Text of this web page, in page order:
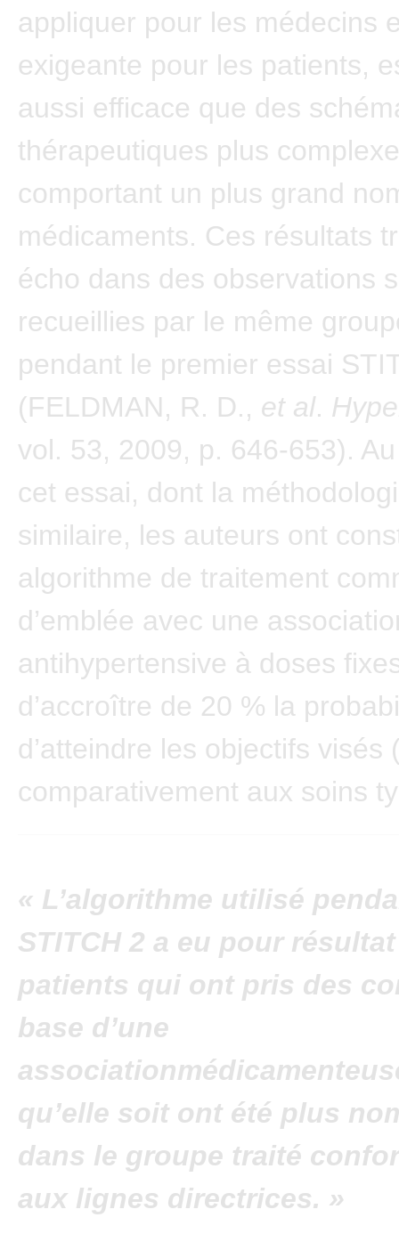
appliquer pour les médecins
exigeante pour les patients,
aussi efficace que des
thérapeutiques plus
comportant un plus grand
médicaments. Ces résultats
écho dans des observations
recueillies par le même
pendant le premier essai
(FELDMAN, R. D., et al.
vol. 53, 2009, p. 646-653).
cet essai, dont la
similaire, les auteurs ont
algorithme de traitement
d’emblée avec une
antihypertensive à doses
d’accroître de 20 % la
d’atteindre les objectifs visés
comparativement aux soins
« L’algorithme utilisé
STITCH 2 a eu pour
patients qui ont pris des
base d’une
qu’elle soit ont été plus
dans le groupe traité
aux lignes directrices. »